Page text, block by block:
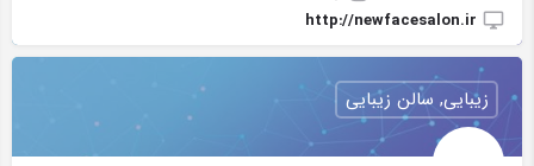
http://newfacesalon.ir
زیبایی, سالن زیبایی